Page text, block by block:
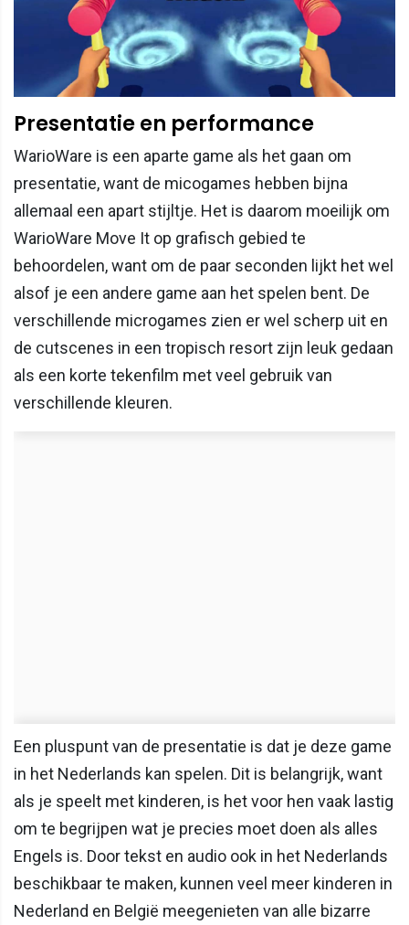
Presentatie en performance
WarioWare is een aparte game als het gaan om
presentatie, want de micogames hebben bijna
allemaal een apart stijltje. Het is daarom moeilijk om
WarioWare Move It op grafisch gebied te
behoordelen, want om de paar seconden lijkt het wel
alsof je een andere game aan het spelen bent. De
verschillende microgames zien er wel scherp uit en
de cutscenes in een tropisch resort zijn leuk gedaan
als een korte tekenfilm met veel gebruik van
verschillende kleuren.
Een pluspunt van de presentatie is dat je deze game
in het Nederlands kan spelen. Dit is belangrijk, want
als je speelt met kinderen, is het voor hen vaak lastig
om te begrijpen wat je precies moet doen als alles
Engels is. Door tekst en audio ook in het Nederlands
beschikbaar te maken, kunnen veel meer kinderen in
Nederland en België meegenieten van alle bizarre